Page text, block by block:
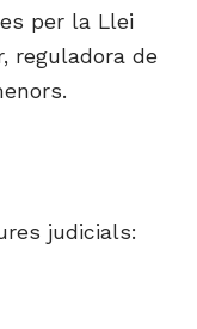
per la Llei
reguladora de
judicials: